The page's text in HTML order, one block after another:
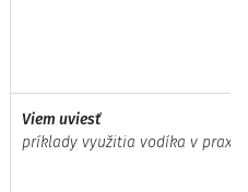
Viem uviesť
príklady využitia vodíka v praxi.